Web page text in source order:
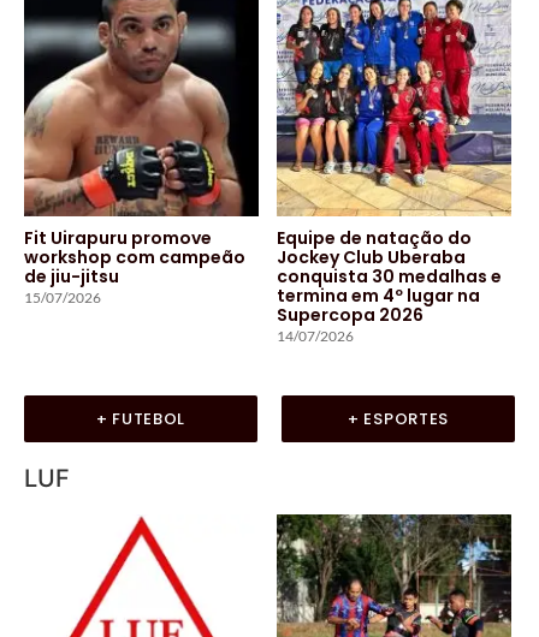
Fit Uirapuru promove
workshop com campeão
de jiu-jitsu
15/07/2026
Equipe de natação do
Jockey Club Uberaba
conquista 30 medalhas e
termina em 4º lugar na
Supercopa 2026
14/07/2026
+ FUTEBOL + ESPORTES
LUF